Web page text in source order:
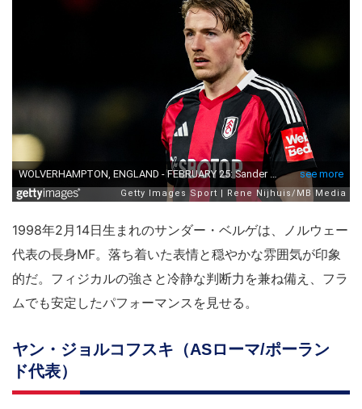
1998年2月14日生まれのサンダー・ベルゲは、ノルウェー
代表の長身MF。落ち着いた表情と穏やかな雰囲気が印象
的だ。フィジカルの強さと冷静な判断力を兼ね備え、フラ
ムでも安定したパフォーマンスを見せる。
ヤン・ジョルコフスキ（ASローマ/ポーラン
ド代表）